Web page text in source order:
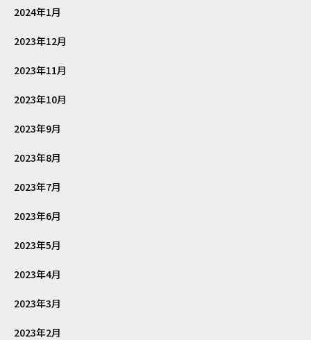
2024年1月
2023年12月
2023年11月
2023年10月
2023年9月
2023年8月
2023年7月
2023年6月
2023年5月
2023年4月
2023年3月
2023年2月